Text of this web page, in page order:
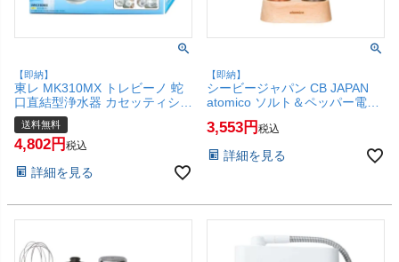
【即納】
東レ MK310MX トレビーノ 蛇
口直結型浄水器 カセッティシリ
ーズ 高除去タイプ【TORAY】
【宅配便送料無料】(6067392)
送料無料
4,802 税込
詳細を見る
【即納】
シービージャパン CB JAPAN
atomico ソルト＆ペッパー電動
3,553 税込
詳細を見る